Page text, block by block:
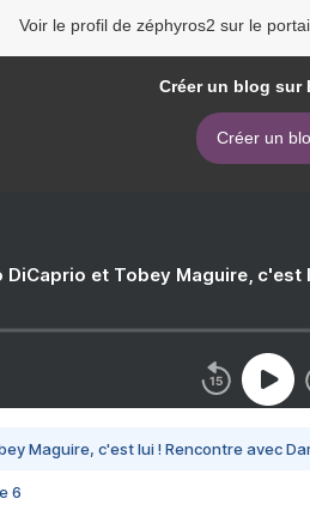
Voir le profil de zéphyros2 sur le
Créer un blog sur
Créer un
DiCaprio et Tobey Maguire,
Maguire, c'est lui ! Rencontre avec
6